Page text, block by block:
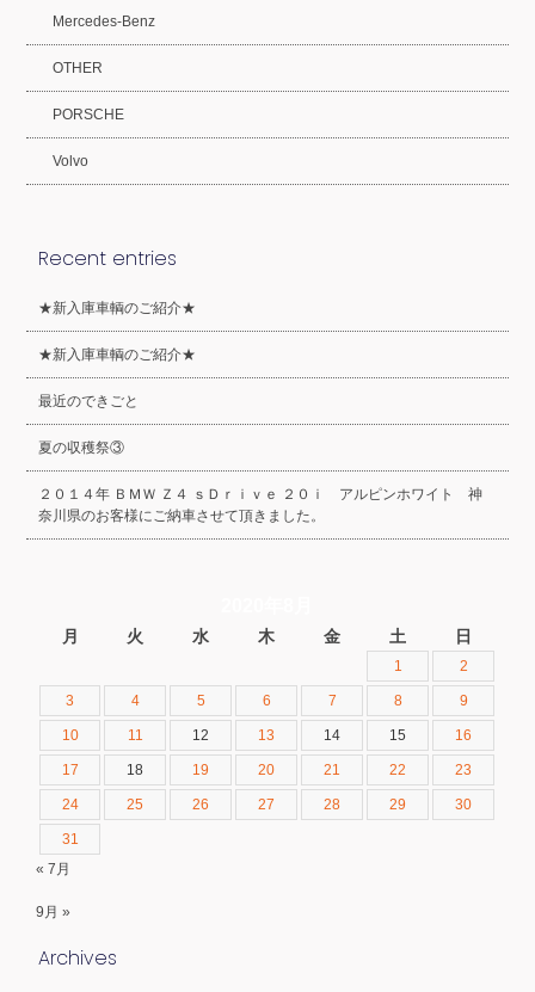
Mercedes-Benz
OTHER
PORSCHE
Volvo
Recent entries
★新入庫車輌のご紹介★
★新入庫車輌のご紹介★
最近のできごと
夏の収穫祭③
２０１４年 ＢＭＷ Ｚ４ ｓＤｒｉｖｅ ２０ｉ アルピンホワイト 神
奈川県のお客様にご納車させて頂きました。
月 火 水 木 金 土 日
1 2
3 4 5 6 7 8 9
10 11 12 13 14 15 16
17 18 19 20 21 22 23
24 25 26 27 28 29 30
31
« 7月
9月 »
Archives